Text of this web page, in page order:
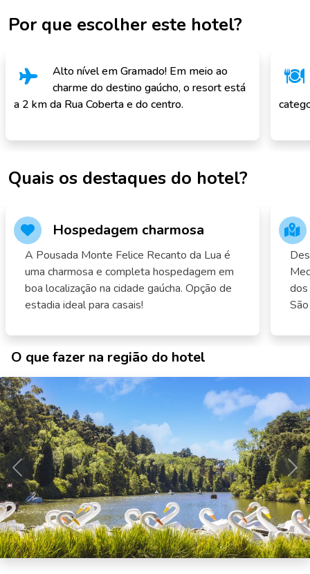
Por que escolher este hotel?
Alto nível em Gramado! Em meio ao
charme do destino gaúcho, o resort está
a 2 km da Rua Coberta e do centro.
Quais os destaques do hotel?
Hospedagem charmosa
A Pousada Monte Felice Recanto da Lua é
uma charmosa e completa hospedagem em
boa localização na cidade gaúcha. Opção de
estadia ideal para casais!
dos
O que fazer na região do hotel
Anterior